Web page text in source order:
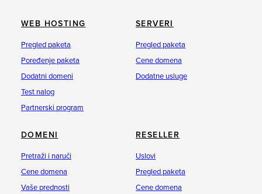
WEB HOSTING
Pregled paketa
Poređenje paketa
Dodatni domeni
Test nalog
Partnerski program
SERVERI
Pregled paketa
Cene domena
Dodatne usluge
DOMENI
Pretraži i naruči
Cene domena
Vaše prednosti
RESELLER
Uslovi
Pregled paketa
Cene domena